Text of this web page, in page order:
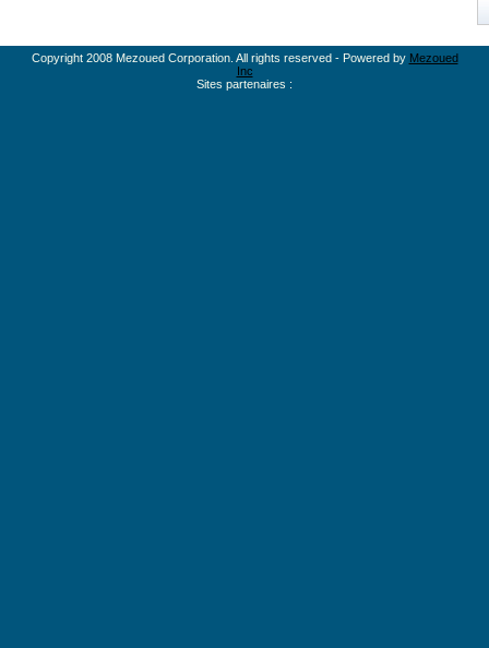
Copyright 2008 Mezoued Corporation. All rights reserved - Powered by Mezoued
Inc
Sites partenaires :